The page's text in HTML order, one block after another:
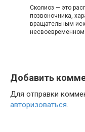
Сколиоз — это
позвоночника,
вращательным
несвоевременном
Добавить
Для отправки
авторизоваться.